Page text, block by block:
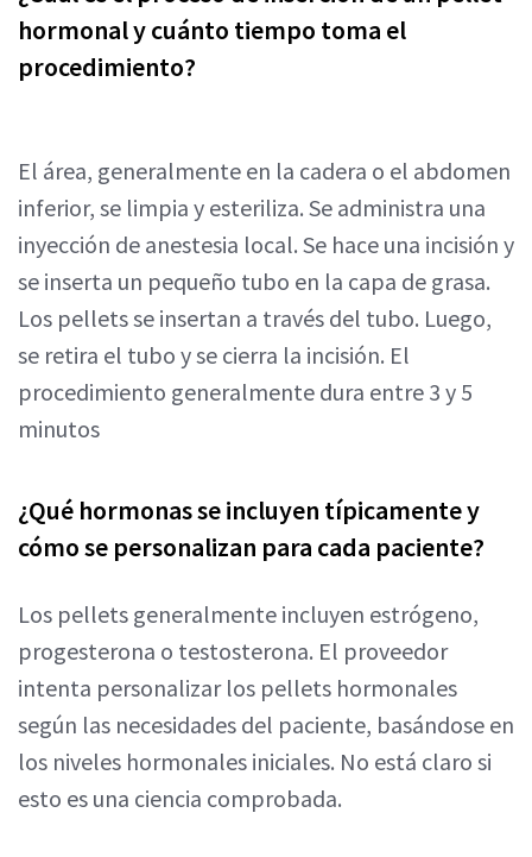
hormonal y cuánto tiempo toma el
procedimiento?
El área, generalmente en la cadera o el abdomen
inferior, se limpia y esteriliza. Se administra una
inyección de anestesia local. Se hace una incisión y
se inserta un pequeño tubo en la capa de grasa.
Los pellets se insertan a través del tubo. Luego,
se retira el tubo y se cierra la incisión. El
procedimiento generalmente dura entre 3 y 5
minutos
¿Qué hormonas se incluyen típicamente y
cómo se personalizan para cada paciente?
Los pellets generalmente incluyen estrógeno,
progesterona o testosterona. El proveedor
intenta personalizar los pellets hormonales
según las necesidades del paciente, basándose en
los niveles hormonales iniciales. No está claro si
esto es una ciencia comprobada.